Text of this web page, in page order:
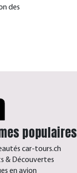
des
populaires
car-tours.ch
& Découvertes
en avion